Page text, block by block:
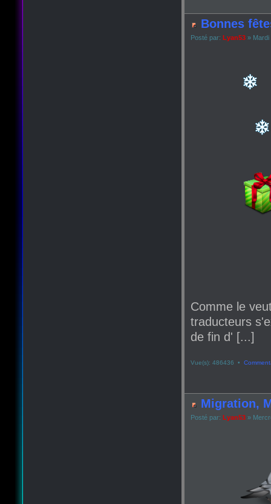
Bonnes
Posté par: Lyan53 » Mardi
Comme le
traducteurs
de fin d' [...]
Vue(s): 486436 •
Migration,
Posté par: Lyan53 »